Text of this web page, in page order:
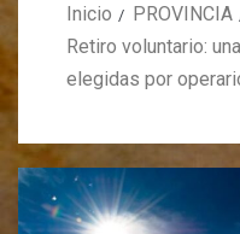
Inicio
PROVINCIA
Retiro voluntario:
elegidas por